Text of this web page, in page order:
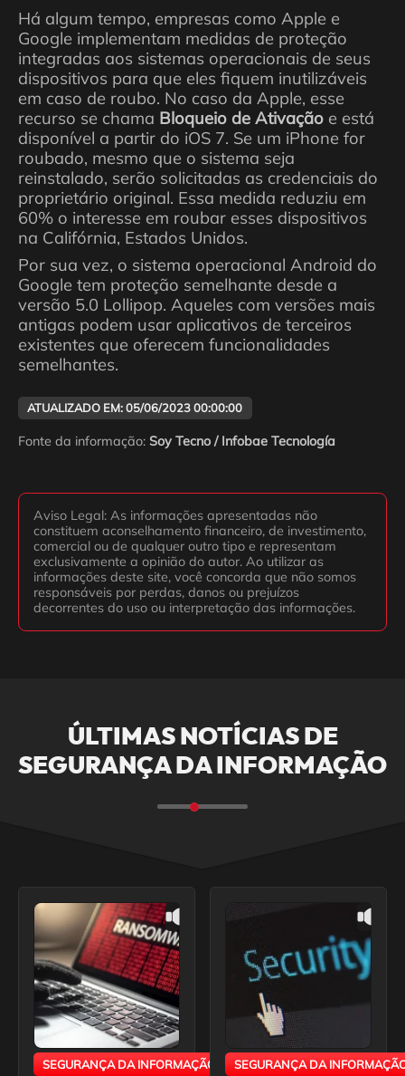
Há algum tempo, empresas como Apple e
Google implementam medidas de proteção
integradas aos sistemas operacionais de seus
dispositivos para que eles fiquem inutilizáveis ​​
em caso de roubo. No caso da Apple, esse
recurso se chama Bloqueio de Ativação e está
disponível a partir do iOS 7. Se um iPhone for
roubado, mesmo que o sistema seja
reinstalado, serão solicitadas as credenciais do
proprietário original. Essa medida reduziu em
60% o interesse em roubar esses dispositivos
na Califórnia, Estados Unidos.
Por sua vez, o sistema operacional Android do
Google tem proteção semelhante desde a
versão 5.0 Lollipop. Aqueles com versões mais
antigas podem usar aplicativos de terceiros
existentes que oferecem funcionalidades
semelhantes.
ATUALIZADO EM: 05/06/2023 00:00:00
Fonte da informação: Soy Tecno / Infobae Tecnología
Aviso Legal: As informações apresentadas não
constituem aconselhamento financeiro, de investimento,
comercial ou de qualquer outro tipo e representam
exclusivamente a opinião do autor. Ao utilizar as
informações deste site, você concorda que não somos
responsáveis por perdas, danos ou prejuízos
decorrentes do uso ou interpretação das informações.
ÚLTIMAS NOTÍCIAS DE
SEGURANÇA DA INFORMAÇÃO
SEGURANÇA DA INFORMAÇÃO SEGURANÇA DA